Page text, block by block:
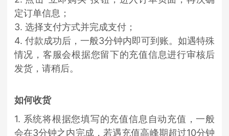
定订单信息；
3. 选择支付方式并完成支付；
4. 付款成功后，一般3分钟内即可到账。如遇特殊
情况，客服会根据您留下的充值信息进行审核后
发货，请稍后。
如何收货
1. 系统将根据您填写的充值信息自动充值，一般
会在3分钟之内完成，若遇充值高峰期超过10分钟